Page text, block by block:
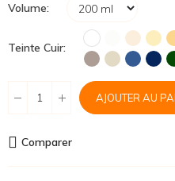
Volume
Teinte Cuir
AJOUTER AU
Comparer